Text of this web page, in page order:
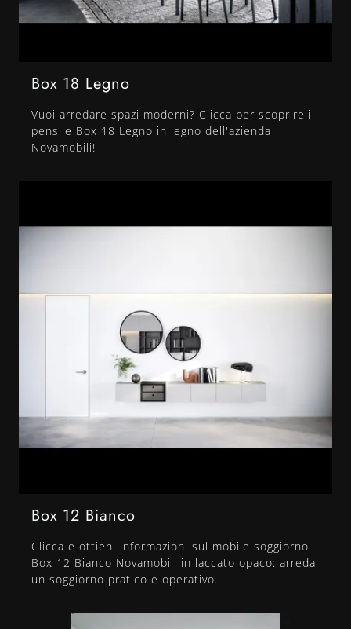
Box 18 Legno
Vuoi arredare spazi moderni? Clicca per scoprire il
pensile Box 18 Legno in legno dell'azienda
Novamobili!
Box 12 Bianco
Clicca e ottieni informazioni sul mobile soggiorno
Box 12 Bianco Novamobili in laccato opaco: arreda
un soggiorno pratico e operativo.